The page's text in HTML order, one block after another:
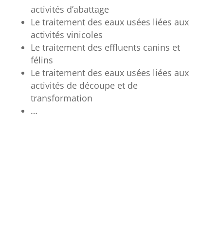
activités d’abattage
Le traitement des eaux usées liées aux
activités vinicoles
Le traitement des effluents canins et
félins
Le traitement des eaux usées liées aux
activités de découpe et de
transformation
…